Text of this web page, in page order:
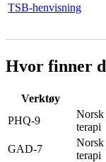
TSB-henvisning
Hvor finner
Verktøy
PHQ-9
terapi
GAD-7
terapi